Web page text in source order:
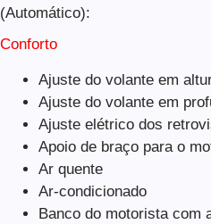
(Automático):
Conforto
Ajuste do volante em
Ajuste do volante em
Ajuste elétrico dos
Apoio de braço para o
Ar quente
Ar-condicionado
Banco do motorista com